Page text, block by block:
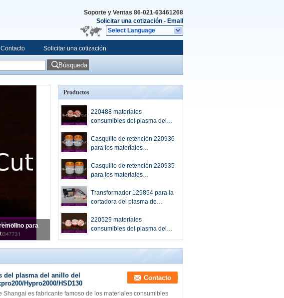
Soporte y Ventas 86-021-63461268
Solicitar una cotización - Email
Select Language
Contacto Solicitar una cotización
Búsqueda
del plasma
Productos
220488 materiales
consumibles del plasma del
Hypertherm
Maxpro200/Hypro2000/HSD13
Casquillo de retención 220936
para los materiales
Hypertherm
Maxpro200/Hypro2000
Casquillo de retención 220935
para los materiales
Hypertherm
Maxpro200/Hypro2000
Transformador 129854 para la
cortadora del plasma de
220529 materiales
consumibles del plasma del
Hypertherm
del plasma del anillo del
Hypro2000/HSD130
Contacto
Shangai es fabricante famoso de los materiales consumibles